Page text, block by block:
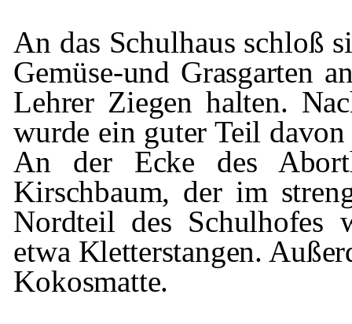
An das Schulhaus schloß
Gemüse-und Grasgarten
Lehrer Ziegen halten.
wurde ein guter Teil
An der Ecke des
Kirschbaum, der im
Nordteil des Schulhofes
etwa Kletter­stangen.
Kokosmatte.